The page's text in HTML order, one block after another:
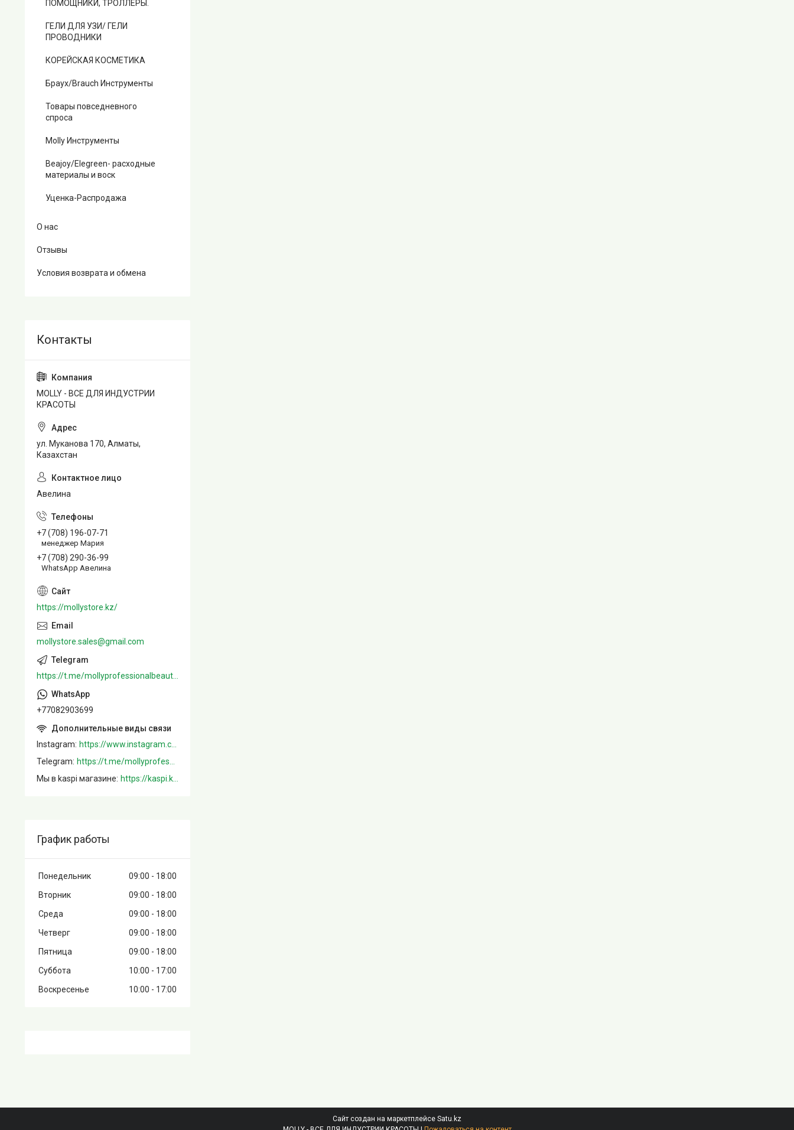
ПОМОЩНИКИ, ТРОЛЛЕРЫ.
ГЕЛИ ДЛЯ УЗИ/ ГЕЛИ
ПРОВОДНИКИ
КОРЕЙСКАЯ КОСМЕТИКА
Браух/Brauch Инструменты
Товары повседневного
спроса
Molly Инструменты
Beajoy/Elegreen- расходные
материалы и воск
Уценка-Распродажа
О нас
Отзывы
Условия возврата и обмена
MOLLY - ВСЕ ДЛЯ ИНДУСТРИИ
КРАСОТЫ
ул. Муканова 170, Алматы,
Казахстан
Авелина
+7 (708) 196-07-71
менеджер Мария
+7 (708) 290-36-99
WhatsApp Авелина
https://mollystore.kz/
mollystore.sales@gmail.com
+77082903699
Instagram
Telegram
Мы в kaspi магазине
График работы
Понедельник 09:00
18:00
Вторник
09:00
18:00
Среда
09:00
18:00
Четверг
09:00
18:00
Пятница
09:00
18:00
Суббота
10:00
17:00
Воскресенье
10:00 17:00
Сайт создан на маркетплейсе Satu.kz